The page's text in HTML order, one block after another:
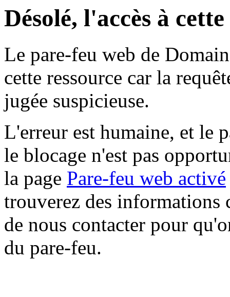
Désolé, l'accès à
Le pare-feu web de
cette ressource car la
jugée suspicieuse.
L'erreur est humaine, et le
le blocage n'est pas
la page Pare-feu web activé
trouverez des informations
de nous contacter pour
du pare-feu.